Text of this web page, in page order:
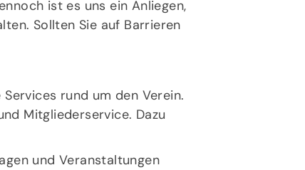
ist es uns ein Anliegen,
Sollten Sie auf Barrieren
rund um den Verein.
Mitgliederservice. Dazu
und Veranstaltungen
zur Mitgliedschaft